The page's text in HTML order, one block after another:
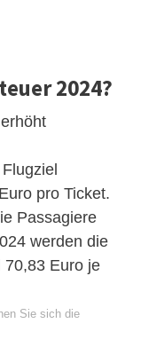
2024?
pro Ticket.
Passagiere
werden die
70,83 Euro je
Sie sich die